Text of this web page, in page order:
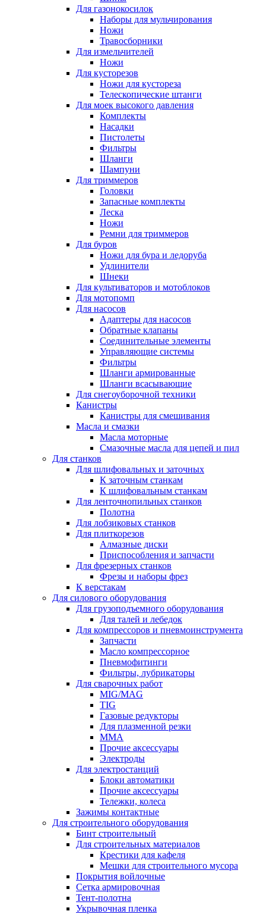
Для газонокосилок
Наборы для мульчирования
Ножи
Травосборники
Для измельчителей
Ножи
Для кусторезов
Ножи для кустореза
Телескопические штанги
Для моек высокого давления
Комплекты
Насадки
Пистолеты
Фильтры
Шланги
Шампуни
Для триммеров
Головки
Запасные комплекты
Леска
Ножи
Ремни для триммеров
Для буров
Ножи для бура и ледоруба
Удлинители
Шнеки
Для культиваторов и мотоблоков
Для мотопомп
Для насосов
Адаптеры для насосов
Обратные клапаны
Соединительные элементы
Управляющие системы
Фильтры
Шланги армированные
Шланги всасывающие
Для снегоуборочной техники
Канистры
Канистры для смешивания
Масла и смазки
Масла моторные
Смазочные масла для цепей и пил
Для станков
Для шлифовальных и заточных
К заточным станкам
К шлифовальным станкам
Для ленточнопильных станков
Полотна
Для лобзиковых станков
Для плиткорезов
Алмазные диски
Приспособления и запчасти
Для фрезерных станков
Фрезы и наборы фрез
К верстакам
Для силового оборудования
Для грузоподъемного оборудования
Для талей и лебедок
Для компрессоров и пневмоинструмента
Запчасти
Масло компрессорное
Пневмофитинги
Фильтры, лубрикаторы
Для сварочных работ
MIG/MAG
TIG
Газовые редукторы
Для плазменной резки
ММА
Прочие аксессуары
Электроды
Для электростанций
Блоки автоматики
Прочие аксессуары
Тележки, колеса
Зажимы контактные
Для строительного оборудования
Бинт строительный
Для строительных материалов
Крестики для кафеля
Мешки для строительного мусора
Покрытия войлочные
Сетка армировочная
Тент-полотна
Укрывочная пленка